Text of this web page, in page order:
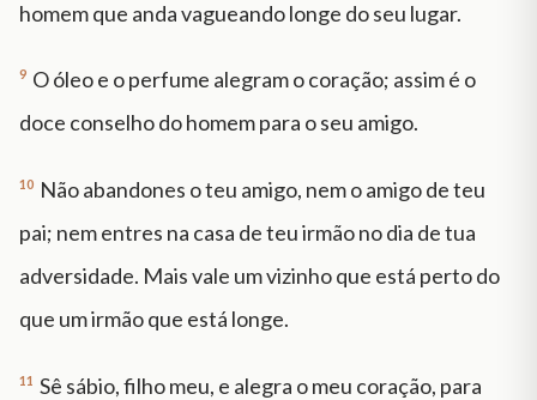
homem que anda vagueando longe do seu lugar.
9 O óleo e o perfume alegram o coração; assim é o
doce conselho do homem para o seu amigo.
10 Não abandones o teu amigo, nem o amigo de teu
pai; nem entres na casa de teu irmão no dia de tua
adversidade. Mais vale um vizinho que está perto do
que um irmão que está longe.
11 Sê sábio, filho meu, e alegra o meu coração, para